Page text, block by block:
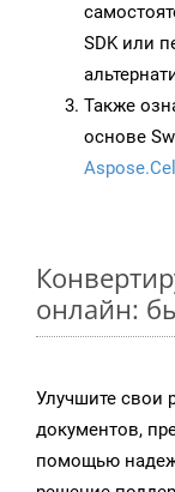
SDK или
Также
основе
онлайн:
Улучшите свои
документов,
помощью